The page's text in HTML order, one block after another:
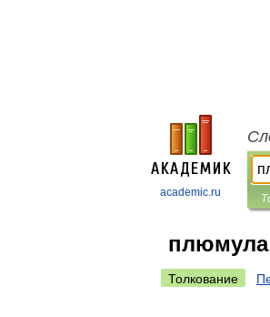
academic.ru
плюмула
Толкование